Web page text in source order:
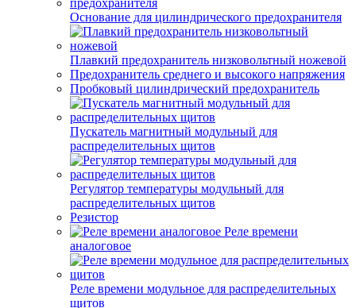
Основание для цилиндрического предохранителя
Плавкий предохранитель низковольтный ножевой
Предохранитель среднего и высокого напряжения
Пробковый цилиндрический предохранитель
Пускатель магнитный модульный для
распределительных щитов
Регулятор температуры модульный для
распределительных щитов
Резистор
Реле времени
аналоговое
Реле времени модульное для распределительных
щитов